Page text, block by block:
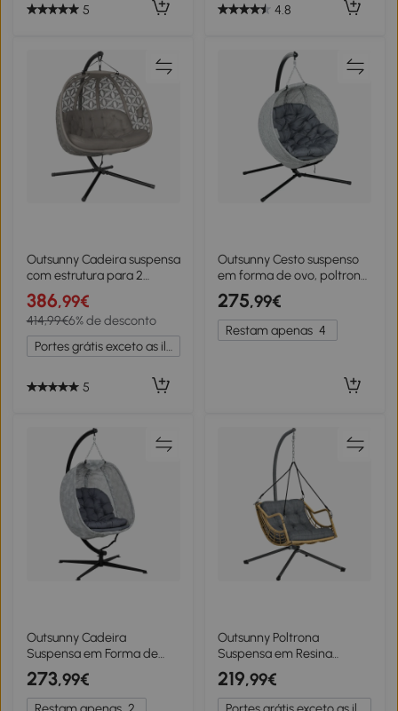
5 4.8
Outsunny Cadeira suspensa
com estrutura para 2
pessoas dobrável cesto
suspenso com almofada
grossa porta-copos cinto
de segurança
386,99€
414,99€6% de desconto
Portes grátis exceto as ilhas
5
Outsunny Cesto suspenso
em forma de ovo, poltrona
suspensa com função de
balanço e cesto dobrável,
cadeira de jardim, suporte
para copos, cinza
275,99€
Restam apenas 4
Outsunny Cadeira
Suspensa em Forma de
Ovo para Exterior, Balanço
Suspenso com Estrutura,
Almofadada Indoor
273,99€
Outsunny Poltrona
Suspensa em Resina
Trançada com Suporte
Cadeira Suspensa
Almofada Fixação de
219,99€